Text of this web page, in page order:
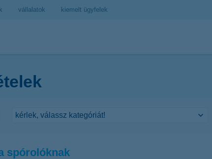
vállalatok kiemelt ügyfelek
spórolóknak